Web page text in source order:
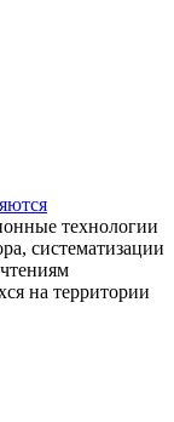
технологии
систематизации
на территории